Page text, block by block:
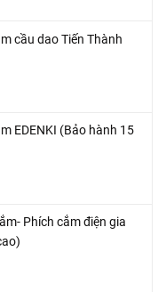
cầu dao Tiến Thành
EDENKI (Bảo hành 15
Phích cắm điện gia